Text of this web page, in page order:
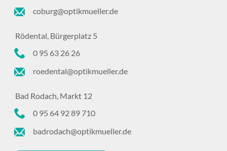
coburg@optikmueller.de
Rödental, Bürgerplatz 5
0 95 63 26 26
roedental@optikmueller.de
Bad Rodach, Markt 12
0 95 64 92 89 710
badrodach@optikmueller.de